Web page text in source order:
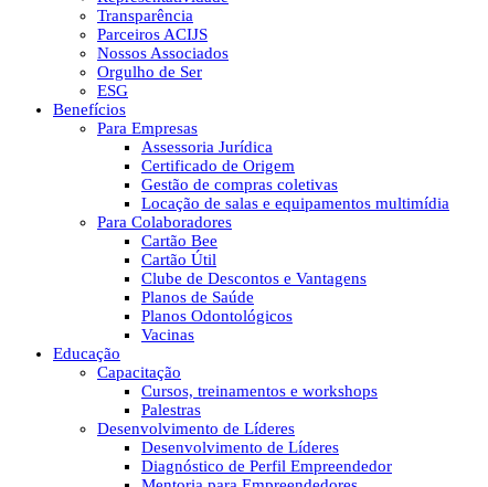
Transparência
Parceiros ACIJS
Nossos Associados
Orgulho de Ser
ESG
Benefícios
Para Empresas
Assessoria Jurídica
Certificado de Origem
Gestão de compras coletivas
Locação de salas e equipamentos multimídia
Para Colaboradores
Cartão Bee
Cartão Útil
Clube de Descontos e Vantagens
Planos de Saúde
Planos Odontológicos
Vacinas
Educação
Capacitação
Cursos, treinamentos e workshops
Palestras
Desenvolvimento de Líderes
Desenvolvimento de Líderes
Diagnóstico de Perfil Empreendedor